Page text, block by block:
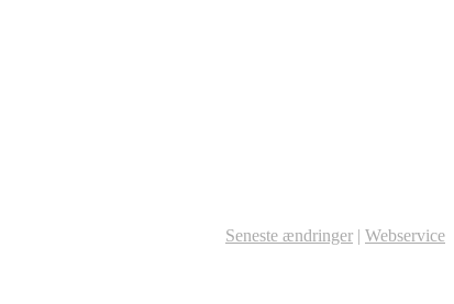
Seneste ændringer | Webservice